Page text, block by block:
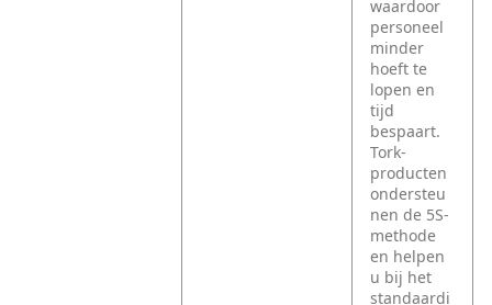
waardoor
personeel
minder
hoeft te
lopen en
tijd
bespaart.
Tork-
producten
ondersteu
nen de 5S-
methode
en helpen
u bij het
standaardi